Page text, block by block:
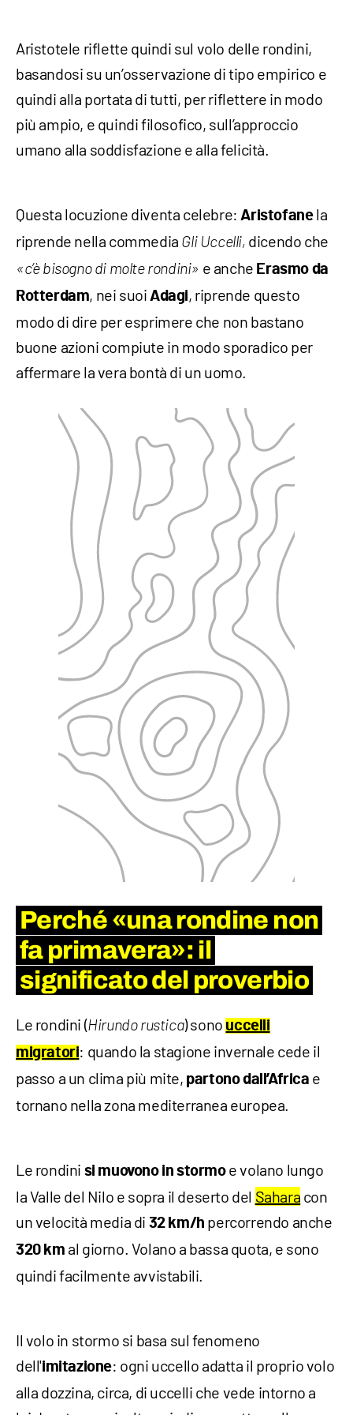
Aristotele riflette quindi sul volo delle rondini,
basandosi su un’osservazione di tipo empirico e
quindi alla portata di tutti, per riflettere in modo
più ampio, e quindi filosofico, sull’approccio
umano alla soddisfazione e alla felicità.
Questa locuzione diventa celebre: Aristofanela
riprende nella commedia Gli Uccelli, dicendo che
«c’è bisogno di molte rondini» e anche Erasmo da
Rotterdam, nei suoi Adagi, riprende questo
modo di dire per esprimere che non bastano
buone azioni compiute in modo sporadico per
affermare la vera bontà di un uomo.
Perché «una rondine non
fa primavera»: il
significato del proverbio
Le rondini (Hirundo rustica) sonouccelli
migratori: quando la stagione invernale cede il
passo a un clima più mite, partono dall’Africa e
tornano nella zona mediterranea europea.
Le rondini si muovono in stormoe volano lungo
la Valle del Nilo e sopra il deserto del Sahara con
un velocità media di 32 km/h percorrendo anche
320 km al giorno. Volano a bassa quota, e sono
quindi facilmente avvistabili.
Il volo in stormo si basa sul fenomeno
dell'imitazione: ogni uccello adatta il proprio volo
alla dozzina, circa, di uccelli che vede intorno a